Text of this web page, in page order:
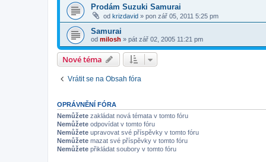
Prodám Suzuki Samurai
od krizdavid » pon zář 05, 2011 5:25 pm
Samurai
od milosh » pát zář 02, 2005 11:21 pm
Nové téma
Vrátit se na Obsah fóra
OPRÁVNĚNÍ FÓRA
Nemůžete zakládat nová témata v tomto fóru
Nemůžete odpovídat v tomto fóru
Nemůžete upravovat své příspěvky v tomto fóru
Nemůžete mazat své příspěvky v tomto fóru
Nemůžete přikládat soubory v tomto fóru